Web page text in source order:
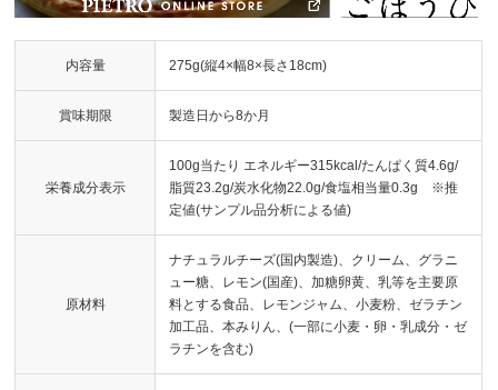
内容量 275g(縦4×幅8×長さ18cm)
賞味期限 製造日から8か月
栄養成分表示
100g当たり エネルギー315kcal/たんぱく質4.6g/
脂質23.2g/炭水化物22.0g/食塩相当量0.3g ※推
定値(サンプル品分析による値)
原材料
ナチュラルチーズ(国内製造)、クリーム、グラニ
ュー糖、レモン(国産)、加糖卵黄、乳等を主要原
料とする食品、レモンジャム、小麦粉、ゼラチン
加工品、本みりん、(一部に小麦・卵・乳成分・ゼ
ラチンを含む)